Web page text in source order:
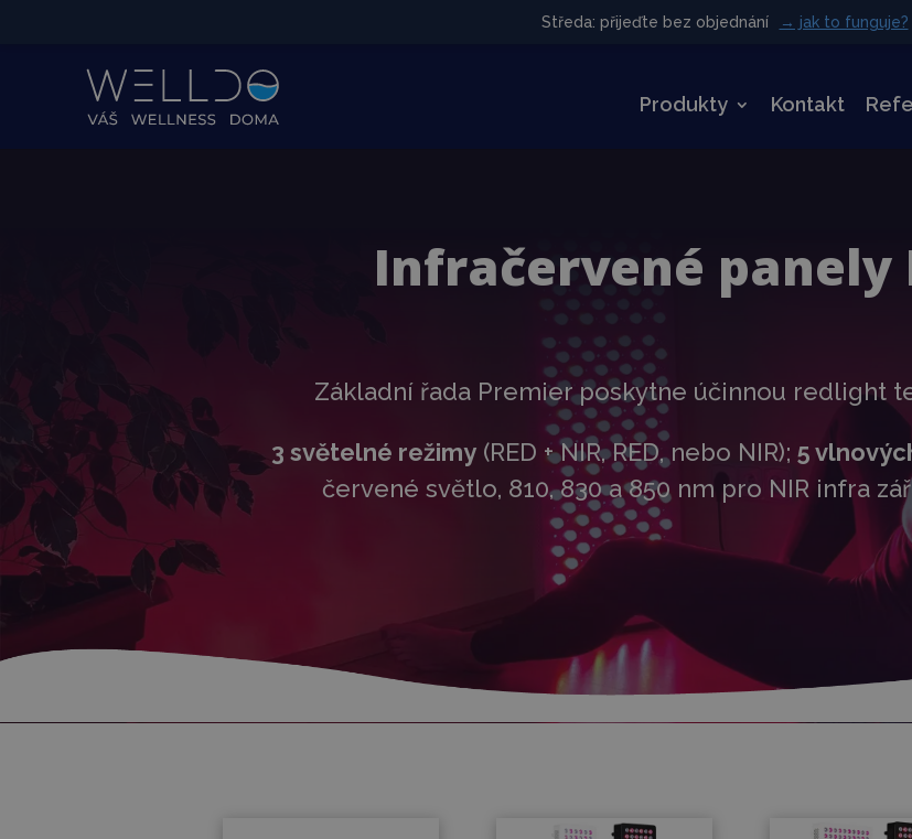
Produkty Kontakt
Infračervené panely
Základní řada Premier poskytne účinnou redlight
3 světelné režimy (RED + NIR, RED, nebo NIR); 5
červené světlo, 810, 830 a 850 nm pro NIR infra
Středa: přijeďte bez objednání → jak to funguje?
Středa: přijeďte bez objednání → jak to funguje?